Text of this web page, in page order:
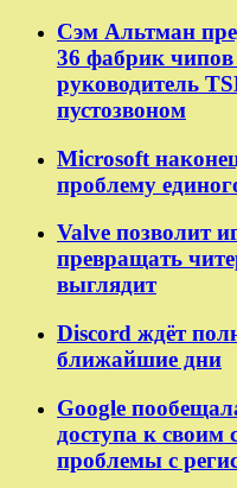
Сэм Альтман
36 фабрик
руководитель
пустозвоном
Microsoft
проблему
Valve позволит
превращать
выглядит
Discord ждёт
ближайшие дни
Google
доступа к своим
проблемы с